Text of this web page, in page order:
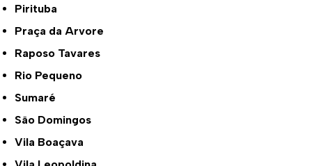
Pirituba
Praça da Arvore
Raposo Tavares
Rio Pequeno
Sumaré
São Domingos
Vila Boaçava